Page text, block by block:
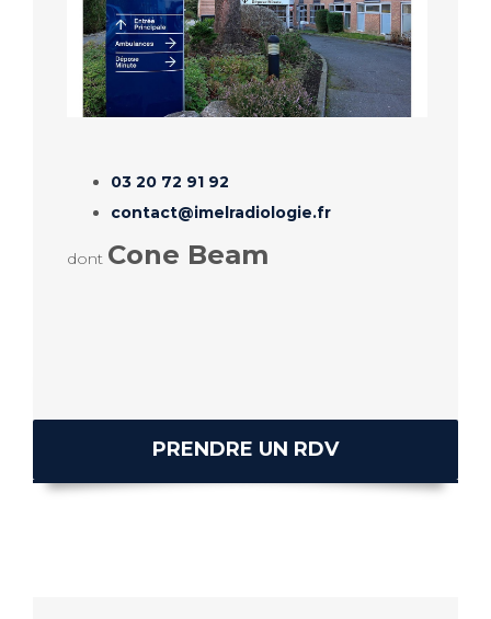
03 20 72 91 92
contact@imelradiologie.fr
dont Cone Beam
PRENDRE UN RDV